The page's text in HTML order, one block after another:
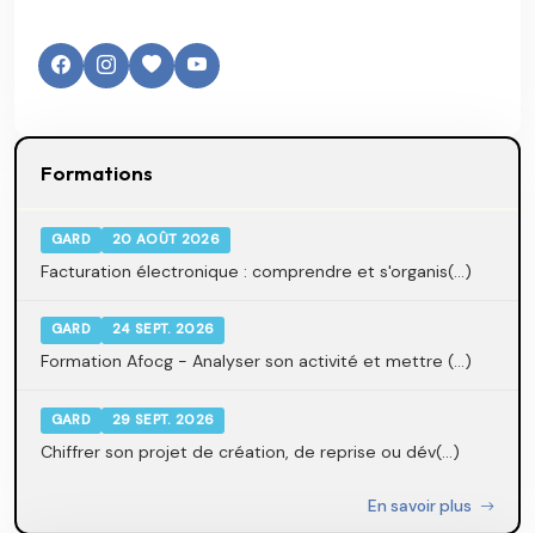
Formations
GARD 20 AOÛT 2026
Facturation électronique : comprendre et s'organis(...)
GARD 24 SEPT. 2026
Formation Afocg - Analyser son activité et mettre (...)
GARD 29 SEPT. 2026
Chiffrer son projet de création, de reprise ou dév(...)
En savoir plus